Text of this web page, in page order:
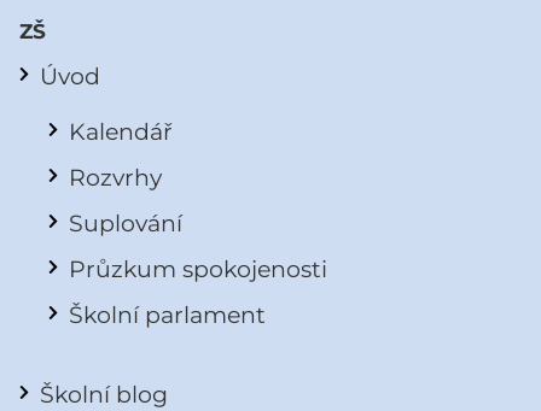
ZŠ
Úvod
Kalendář
Rozvrhy
Suplování
Průzkum spokojenosti
Školní parlament
Školní blog